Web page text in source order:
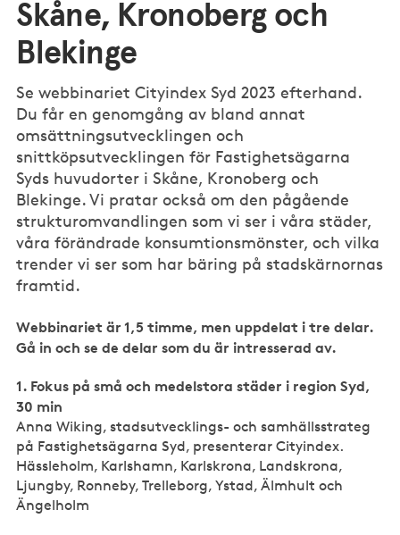
Skåne, Kronoberg och
Blekinge
Se webbinariet Cityindex Syd 2023 efterhand.
Du får en genomgång av bland annat
omsättningsutvecklingen och
snittköpsutvecklingen för Fastighetsägarna
Syds huvudorter i Skåne, Kronoberg och
Blekinge. Vi pratar också om den pågående
strukturomvandlingen som vi ser i våra städer,
våra förändrade konsumtionsmönster, och vilka
trender vi ser som har bäring på stadskärnornas
framtid.
Webbinariet är 1,5 timme, men uppdelat i tre delar.
Gå in och se de delar som du är intresserad av.
1. Fokus på små och medelstora städer i region Syd,
30 min
Anna Wiking, stadsutvecklings- och samhällsstrateg
på Fastighetsägarna Syd, presenterar Cityindex.
Hässleholm, Karlshamn, Karlskrona, Landskrona,
Ljungby, Ronneby, Trelleborg, Ystad, Älmhult och
Ängelholm